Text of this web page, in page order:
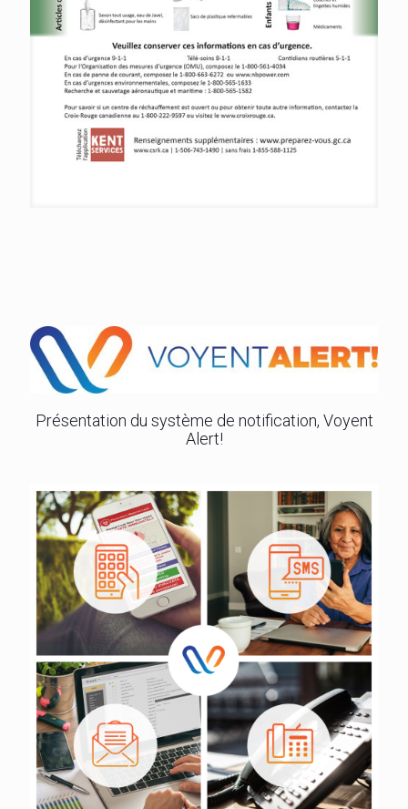
Présentation du système de notification, Voyent
Alert!